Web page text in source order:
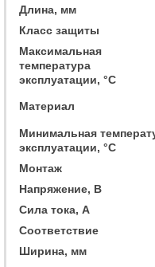
Длина, мм
Класс защиты
Максимальная
температура
эксплуатации, °C
Материал
Минимальная
эксплуатации, °C
Монтаж
Напряжение, В
Сила тока, А
Соответствие
Ширина, мм